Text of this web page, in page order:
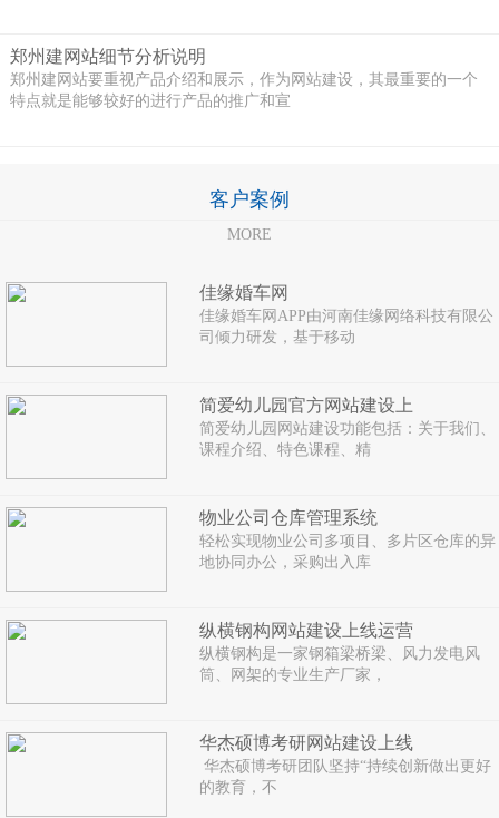
郑州建网站细节分析说明
郑州建网站要重视产品介绍和展示，作为网站建设，其最重要的一个
特点就是能够较好的进行产品的推广和宣
客户案例
MORE
佳缘婚车网
佳缘婚车网APP由河南佳缘网络科技有限公
司倾力研发，基于移动
简爱幼儿园官方网站建设上
简爱幼儿园网站建设功能包括：关于我们、
课程介绍、特色课程、精
物业公司仓库管理系统
轻松实现物业公司多项目、多片区仓库的异
地协同办公，采购出入库
纵横钢构网站建设上线运营
纵横钢构是一家钢箱梁桥梁、风力发电风
筒、网架的专业生产厂家，
华杰硕博考研网站建设上线
华杰硕博考研团队坚持“持续创新做出更好
的教育，不